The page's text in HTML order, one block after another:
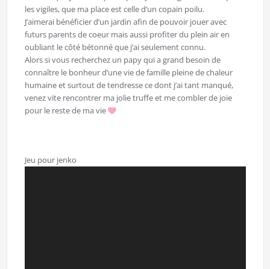
les vigiles, que ma place est celle d’un copain poilu.
J’aimerai bénéficier d’un jardin afin de pouvoir jouer avec
futurs parents de coeur mais aussi profiter du plein air en
oubliant le côté bétonné que j’ai seulement connu.
Alors si vous recherchez un papy qui a grand besoin de
connaître le bonheur d’une vie de famille pleine de chaleur
humaine et surtout de tendresse ce dont j’ai tant manqué,
venez vite rencontrer ma jolie truffe et me combler de joie
pour le reste de ma vie
Jeu pour jenko